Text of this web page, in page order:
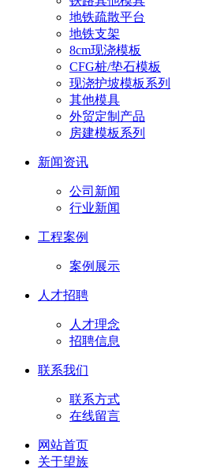
地铁疏散平台
地铁支架
8cm现浇模板
CFG桩/垫石模板
现浇护坡模板系列
其他模具
外贸定制产品
房建模板系列
新闻资讯
公司新闻
行业新闻
工程案例
案例展示
人才招聘
人才理念
招聘信息
联系我们
联系方式
在线留言
网站首页
关于望族